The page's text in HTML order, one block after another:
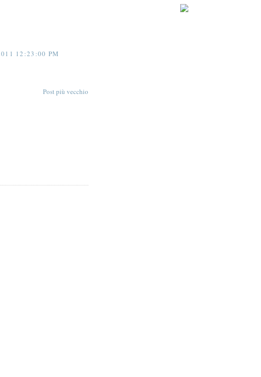
12:23:00 PM
Post più vecchio